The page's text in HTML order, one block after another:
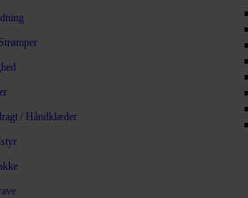
/ Håndklæder